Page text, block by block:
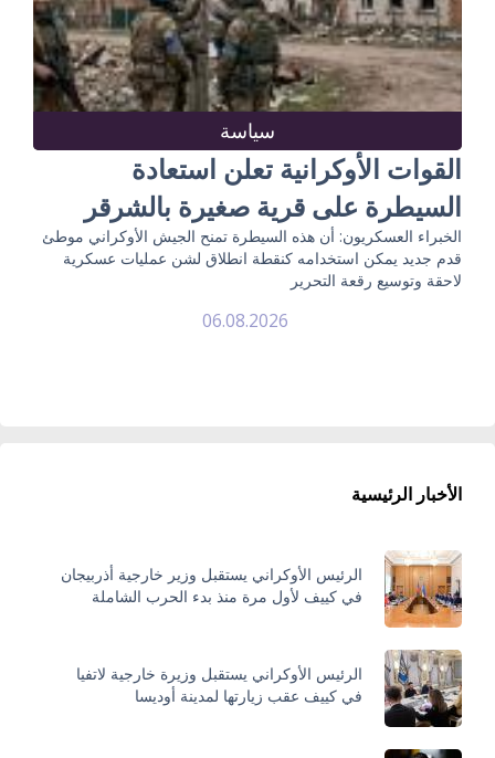
سياسة
القوات الأوكرانية تعلن استعادة
السيطرة على قرية صغيرة بالشرقر
الخبراء العسكريون: أن هذه السيطرة تمنح الجيش الأوكراني موطئ
قدم جديد يمكن استخدامه كنقطة انطلاق لشن عمليات عسكرية
لاحقة وتوسيع رقعة التحرير
06.08.2026
الأخبار الرئيسية
الرئيس الأوكراني يستقبل وزير خارجية أذربيجان
في كييف لأول مرة منذ بدء الحرب الشاملة
الرئيس الأوكراني يستقبل وزيرة خارجية لاتفيا
في كييف عقب زيارتها لمدينة أوديسا